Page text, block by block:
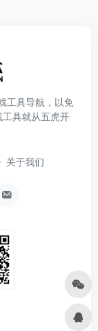
工具导航，以免
具就从五虎开
关于我们